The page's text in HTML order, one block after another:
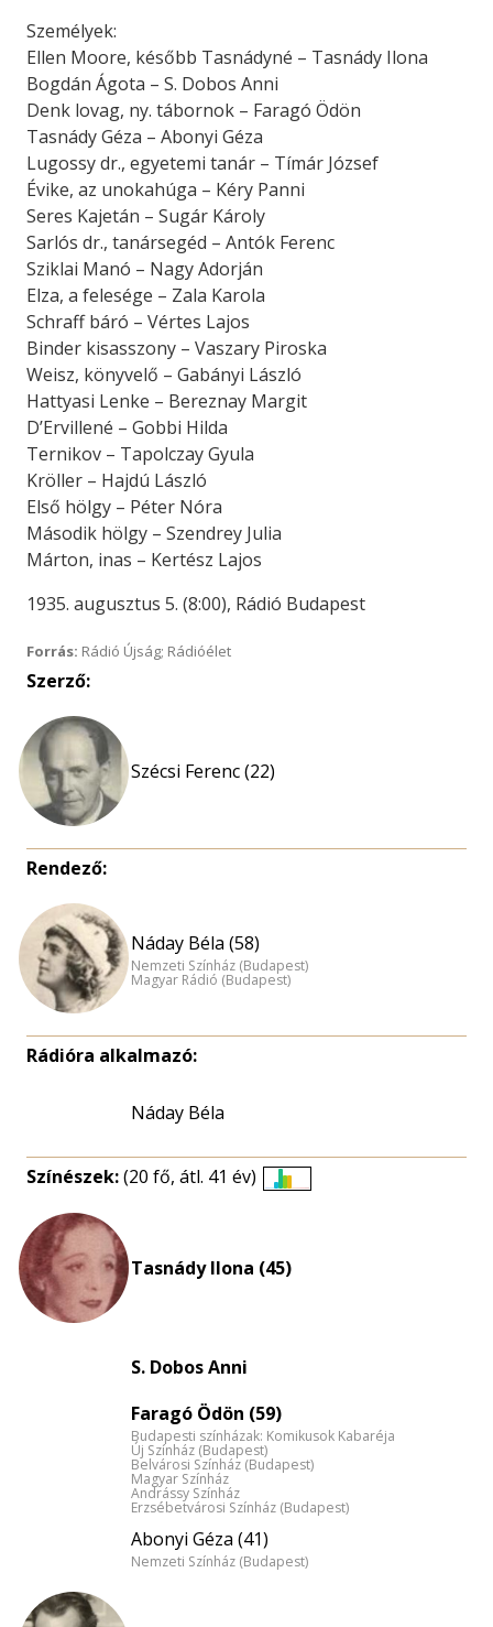
Személyek:
Ellen Moore, később Tasnádyné – Tasnády Ilona
Bogdán Ágota – S. Dobos Anni
Denk lovag, ny. tábornok – Faragó Ödön
Tasnády Géza – Abonyi Géza
Lugossy dr., egyetemi tanár – Tímár József
Évike, az unokahúga – Kéry Panni
Seres Kajetán – Sugár Károly
Sarlós dr., tanársegéd – Antók Ferenc
Sziklai Manó – Nagy Adorján
Elza, a felesége – Zala Karola
Schraff báró – Vértes Lajos
Binder kisasszony – Vaszary Piroska
Weisz, könyvelő – Gabányi László
Hattyasi Lenke – Bereznay Margit
D’Ervillené – Gobbi Hilda
Ternikov – Tapolczay Gyula
Kröller – Hajdú László
Első hölgy – Péter Nóra
Második hölgy – Szendrey Julia
Márton, inas – Kertész Lajos
1935. augusztus 5. (8:00), Rádió Budapest
Forrás: Rádió Újság; Rádióélet
Szerző:
Szécsi Ferenc (22)
Rendező:
Náday Béla (58)
Nemzeti Színház (Budapest)
Magyar Rádió (Budapest)
Rádióra alkalmazó:
Náday Béla
Színészek:(20 fő, átl. 41 év)
Tasnády Ilona (45)
S. Dobos Anni
Faragó Ödön (59)
Budapesti színházak: Komikusok Kabaréja
Új Színház (Budapest)
Belvárosi Színház (Budapest)
Magyar Színház
Andrássy Színház
Erzsébetvárosi Színház (Budapest)
Abonyi Géza (41)
Nemzeti Színház (Budapest)